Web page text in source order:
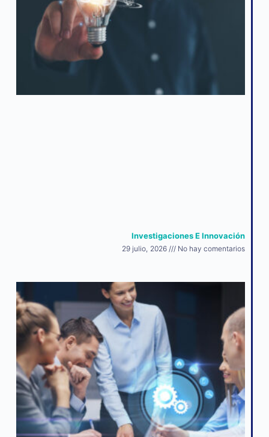
Investigaciones E Innovación
29 julio, 2026 No hay comentarios